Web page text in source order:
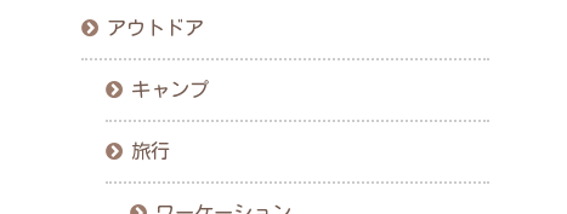
アウトドア
キャンプ
旅行